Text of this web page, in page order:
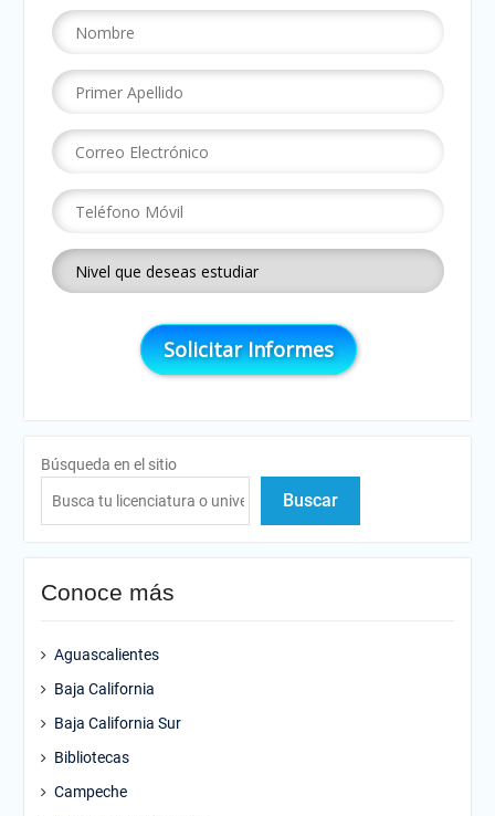
Búsqueda en el sitio
Buscar
Conoce más
Aguascalientes
Baja California
Baja California Sur
Bibliotecas
Campeche